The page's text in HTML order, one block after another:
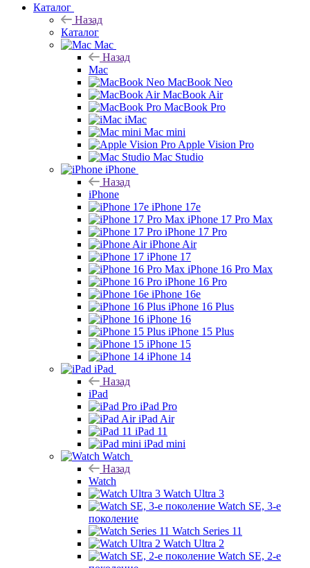
Каталог
Назад
Каталог
Mac
Назад
Mac
MacBook Neo
MacBook Air
MacBook Pro
iMac
Mac mini
Apple Vision Pro
Mac Studio
iPhone
Назад
iPhone
iPhone 17e
iPhone 17 Pro Max
iPhone 17 Pro
iPhone Air
iPhone 17
iPhone 16 Pro Max
iPhone 16 Pro
iPhone 16e
iPhone 16 Plus
iPhone 16
iPhone 15 Plus
iPhone 15
iPhone 14
iPad
Назад
iPad
iPad Pro
iPad Air
iPad 11
iPad mini
Watch
Назад
Watch
Watch Ultra 3
Watch SE, 3-е
поколение
Watch Series 11
Watch Ultra 2
Watch SE, 2-е